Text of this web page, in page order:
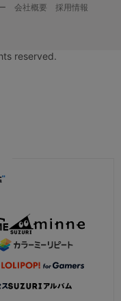
会社概要
採用情報
reserved.